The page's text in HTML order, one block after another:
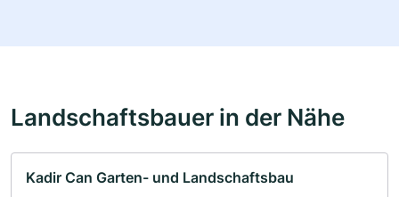
Landschaftsbauer in der Nähe
Kadir Can Garten- und Landschaftsbau